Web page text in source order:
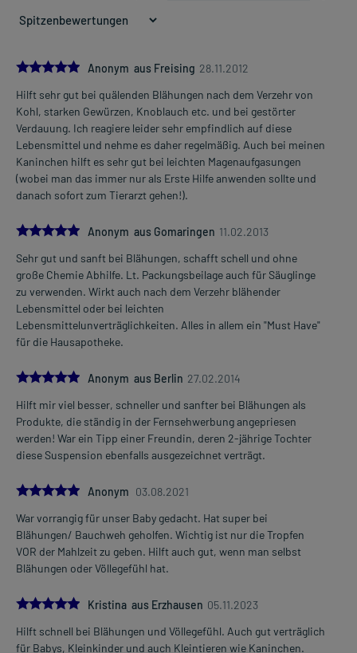
5.0Anonym aus Freising 28.11.2012
Hilft sehr gut bei quälenden Blähungen nach dem Verzehr von
Kohl, starken Gewürzen, Knoblauch etc. und bei gestörter
Verdauung. Ich reagiere leider sehr empfindlich auf diese
Lebensmittel und nehme es daher regelmäßig. Auch bei meinen
Kaninchen hilft es sehr gut bei leichten Magenaufgasungen
(wobei man das immer nur als Erste Hilfe anwenden sollte und
danach sofort zum Tierarzt gehen!).
5.0Anonym aus Gomaringen 11.02.2013
Sehr gut und sanft bei Blähungen, schafft schell und ohne
große Chemie Abhilfe. Lt. Packungsbeilage auch für Säuglinge
zu verwenden. Wirkt auch nach dem Verzehr blähender
Lebensmittel oder bei leichten
Lebensmittelunverträglichkeiten. Alles in allem ein "Must Have"
für die Hausapotheke.
5.0Anonym aus Berlin 27.02.2014
Hilft mir viel besser, schneller und sanfter bei Blähungen als
Produkte, die ständig in der Fernsehwerbung angepriesen
werden! War ein Tipp einer Freundin, deren 2-jährige Tochter
diese Suspension ebenfalls ausgezeichnet verträgt.
5.0Anonym 03.08.2021
War vorrangig für unser Baby gedacht. Hat super bei
Blähungen/ Bauchweh geholfen. Wichtig ist nur die Tropfen
VOR der Mahlzeit zu geben. Hilft auch gut, wenn man selbst
Blähungen oder Völlegefühl hat.
5.0
Kristina aus Erzhausen 05.11.2023
Hilft schnell bei Blähungen und Völlegefühl. Auch gut verträglich
für Babys, Kleinkinder und auch Kleintieren wie Kaninchen.